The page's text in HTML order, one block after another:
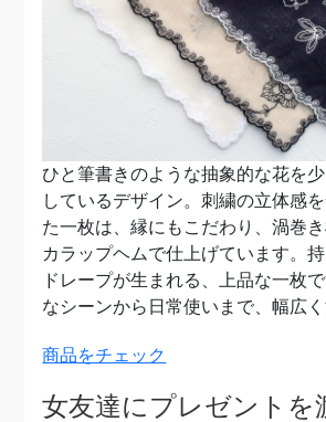
ひと筆書きのような抽象的な花を
しているデザイン。刺繍の立体感
た一枚は、縁にもこだわり、渦巻
カラップヘムで仕上げています。
ドレープが生まれる、上品な一枚
なシーンから日常使いまで、幅広く
商品をチェック
女友達にプレゼントを